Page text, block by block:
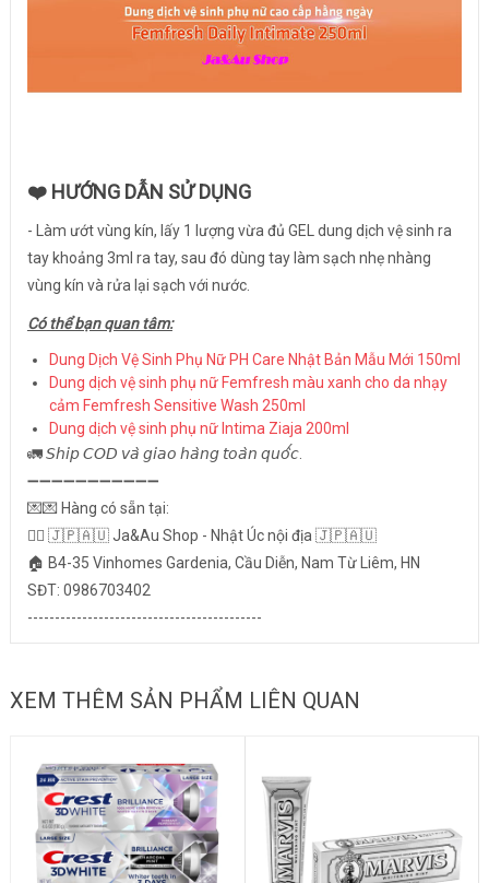
❤️ HƯỚNG DẪN SỬ DỤNG
- Làm ướt vùng kín, lấy 1 lượng vừa đủ GEL dung dịch vệ sinh ra
tay khoảng 3ml ra tay, sau đó dùng tay làm sạch nhẹ nhàng
vùng kín và rửa lại sạch với nước.
Có thể bạn quan tâm:
Dung Dịch Vệ Sinh Phụ Nữ PH Care Nhật Bản Mẫu Mới 150ml
Dung dịch vệ sinh phụ nữ Femfresh màu xanh cho da nhạy
cảm Femfresh Sensitive Wash 250ml
Dung dịch vệ sinh phụ nữ Intima Ziaja 200ml
🚛 𝘚𝘩𝘪𝘱 𝘊𝘖𝘋 𝘷𝘢̀ 𝘨𝘪𝘢𝘰 𝘩𝘢̀𝘯𝘨 𝘵𝘰𝘢̀𝘯 𝘲𝘶𝘰̂́𝘤.
➖➖➖➖➖➖➖➖➖➖➖
💌💌 Hàng có sẵn tại:
👉🏻 🇯🇵🇦🇺 Ja&Au Shop - Nhật Úc nội địa 🇯🇵🇦🇺
🏠 B4-35 Vinhomes Gardenia, Cầu Diễn, Nam Từ Liêm, HN
SĐT: 0986703402
-------------------------------------------
XEM THÊM SẢN PHẨM LIÊN QUAN